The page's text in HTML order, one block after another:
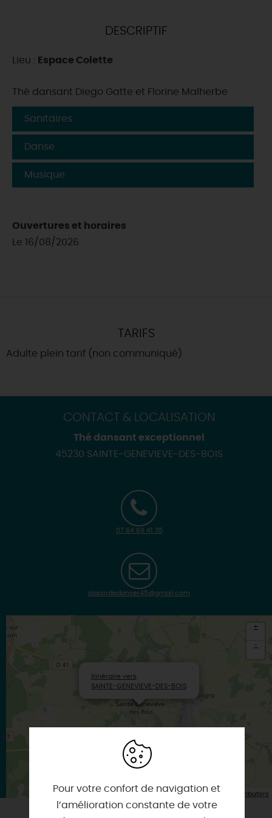
DEMAIN
TOUT L'AGENDA
DESCRIPTIF
Lieu : Espace Colette
Thé dansant Diego Gatte et Florine Malherbe
Sanitaires
Danse
Musique
Ouvertures et horaires
Le 16/08/2026
TARIFS
Adulte plein tarif (non communiqué)
CONTACT & LOCALISATION
Thé dansant exceptionnel
45230 SAINTE-GENEVIEVE-DES-BOIS
07 64 69 41 35
plaisirdedanser45@gmail.com
Itinéraire vers
SAINTE-GENEVIEVE-DES-BOIS
+
-
Leaflet | Map data © OpenStreetMap contributors
Pour votre confort de navigation et
l’amélioration constante de votre